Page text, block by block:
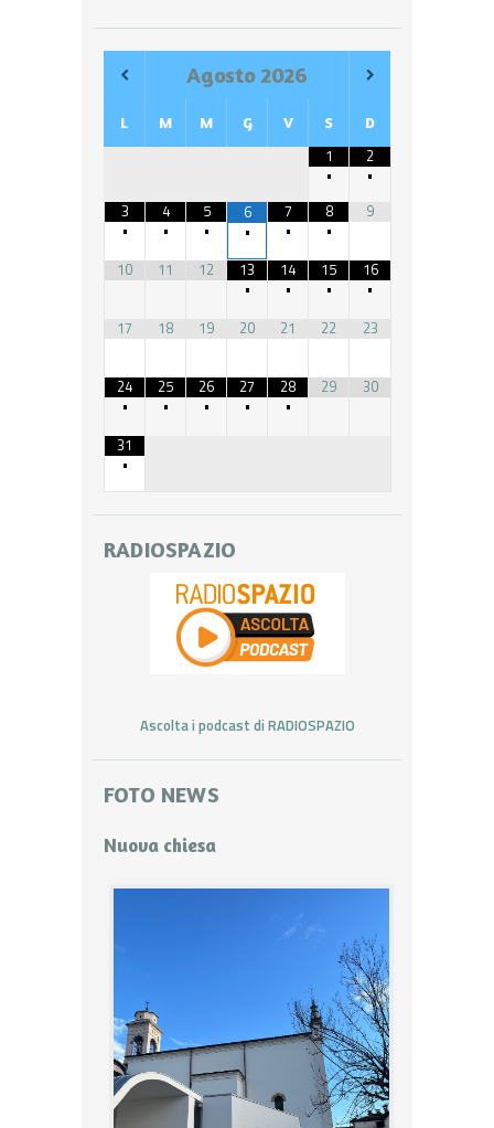
Agosto2026
L M M G V S D
1
•
2
•
3
•
4
•
5
•
6
•
7
•
8
•
9
10 11 12
13
•
14
•
15
•
16
•
17
18 19 20 21 22 23
24
•
25
•
26
•
27
•
28
•
29 30
31
•
RADIOSPAZIO
Ascolta i podcast di RADIOSPAZIO
FOTO NEWS
Nuova chiesa